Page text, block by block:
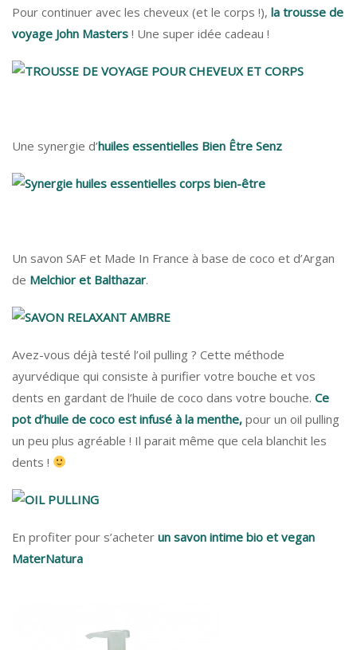
Pour continuer avec les cheveux (et le corps !), la trousse de
voyage John Masters ! Une super idée cadeau !
Une synergie d’huiles essentielles Bien Être Senz
Un savon SAF et Made In France à base de coco et d’Argan
de Melchior et Balthazar.
Avez-vous déjà testé l’oil pulling ? Cette méthode
ayurvédique qui consiste à purifier votre bouche et vos
dents en gardant de l’huile de coco dans votre bouche. Ce
pot d’huile de coco est infusé à la menthe, pour un oil pulling
un peu plus agréable ! Il parait même que cela blanchit les
dents !
En profiter pour s’acheter un savon intime bio et vegan
MaterNatura